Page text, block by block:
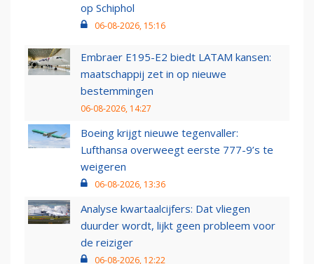
op Schiphol
06-08-2026, 15:16
Embraer E195-E2 biedt LATAM kansen:
maatschappij zet in op nieuwe
bestemmingen
06-08-2026, 14:27
Boeing krijgt nieuwe tegenvaller:
Lufthansa overweegt eerste 777-9’s te
weigeren
06-08-2026, 13:36
Analyse kwartaalcijfers: Dat vliegen
duurder wordt, lijkt geen probleem voor
de reiziger
06-08-2026, 12:22